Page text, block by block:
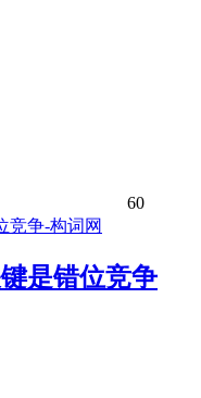
60
是错位竞争